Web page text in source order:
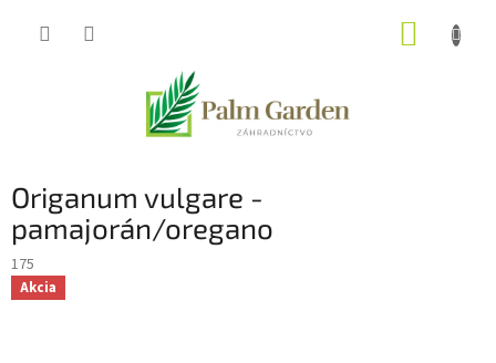
Origanum vulgare -
pamajorán/oregano
175
Akcia